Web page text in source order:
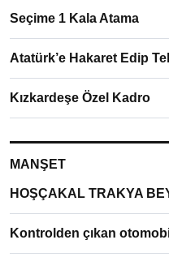
Seçime 1 Kala Atama
Atatürk’e Hakaret Edip
Kızkardeşe Özel Kadro
MANŞET
HOŞÇAKAL TRAKYA
Kontrolden çıkan